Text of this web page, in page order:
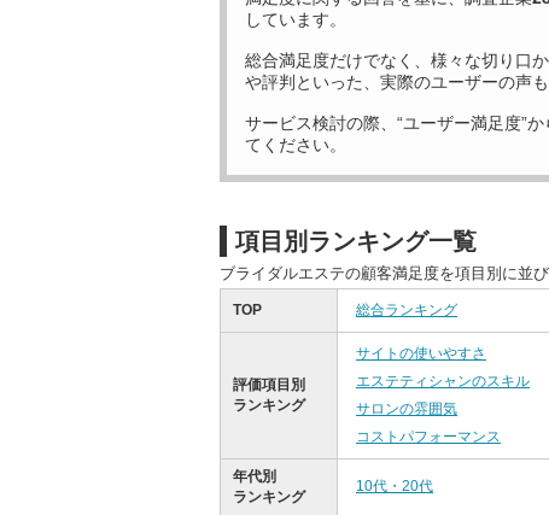
しています。
総合満足度だけでなく、様々な切り口
や評判といった、実際のユーザーの声も
サービス検討の際、“ユーザー満足度”
てください。
項目別ランキング一覧
ブライダルエステの顧客満足度を項目別に並
TOP 総合ランキング
評価項目別
ランキング
サイトの使いやすさ
エステティシャンのスキル
サロンの雰囲気
コストパフォーマンス
年代別
ランキング
10代・20代